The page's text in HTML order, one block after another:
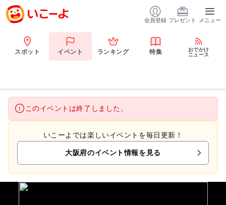
会員登録 プレゼント メニュー
スポット イベント ランキング 特集
おでかけ
ニュース
このイベントは終了しました。
いこーよでは楽しいイベントを毎日更新！
大阪府のイベント情報を見る